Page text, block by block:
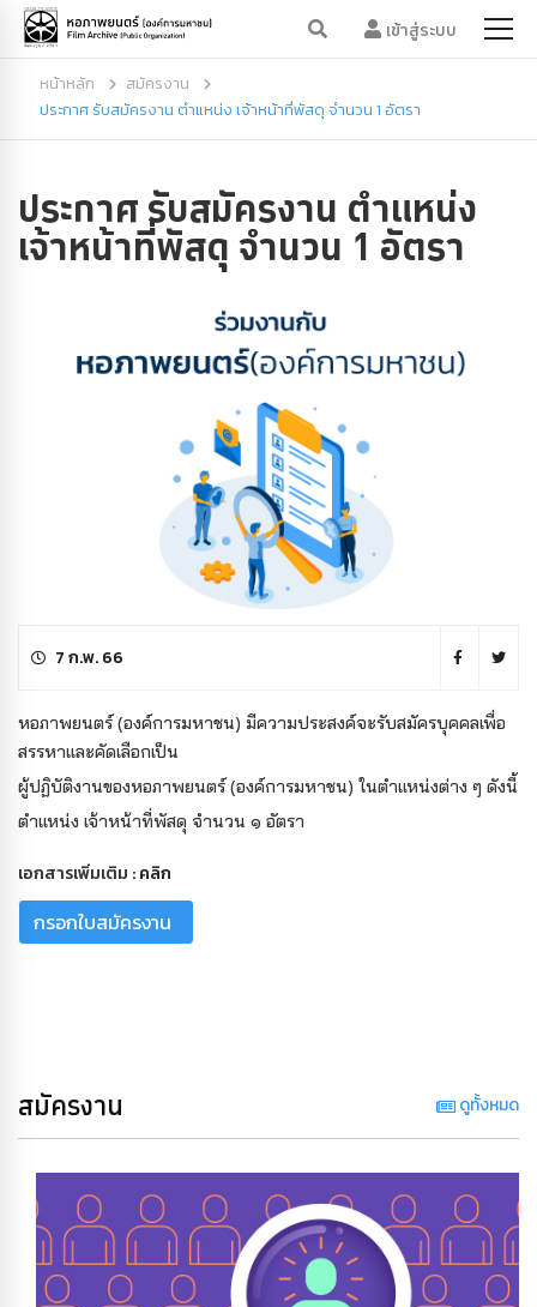
เข้าสู่ระบบ
หน้าหลัก
สมัครงาน
ประกาศ รับสมัครงาน ตำแหน่ง เจ้าหน้าที่พัสดุ จำนวน 1 อัตรา
ประกาศ รับสมัครงาน ตำแหน่ง
เจ้าหน้าที่พัสดุ จำนวน 1 อัตรา
7 ก.พ. 66
หอภาพยนตร์ (องค์การมหาชน) มีความประสงค์จะรับสมัครบุคคลเพื่อ
สรรหาและคัดเลือกเป็น
ผู้ปฏิบัติงานของหอภาพยนตร์ (องค์การมหาชน) ในตำแหน่งต่าง ๆ ดังนี้
ตำแหน่ง เจ้าหน้าที่พัสดุ จำนวน ๑ อัตรา
เอกสารเพิ่มเติม :คลิก
กรอกใบสมัครงาน
สมัครงาน ดูทั้งหมด